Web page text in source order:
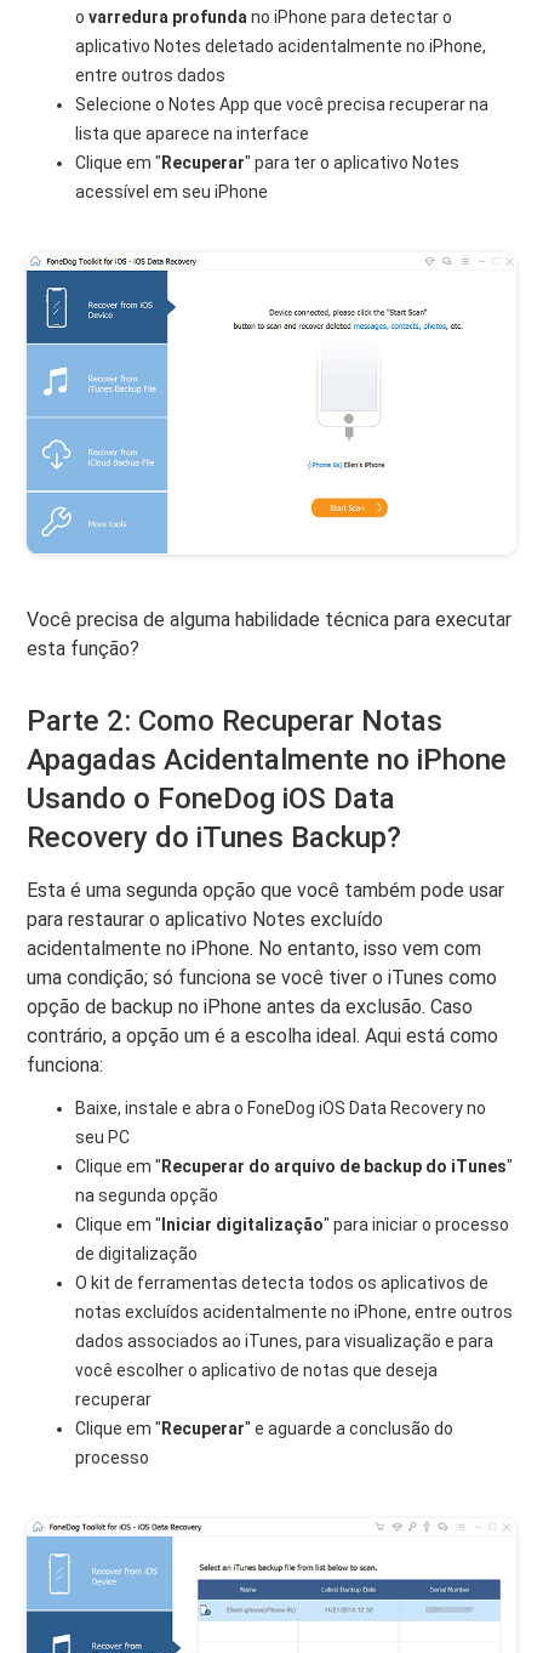
ovarredura profundano iPhone para detectar o
aplicativo Notes deletado acidentalmente no iPhone,
entre outros dados
Selecione o Notes App que você precisa recuperar na
lista que aparece na interface
Clique em " Recuperar" para ter o aplicativo Notes
acessível em seu iPhone
Você precisa de alguma habilidade técnica para executar
esta função?
Parte 2: Como Recuperar Notas
Apagadas Acidentalmente no iPhone
Usando o FoneDog iOS Data
Recovery do iTunes Backup?
Esta é uma segunda opção que você também pode usar
para restaurar o aplicativo Notes excluído
acidentalmente no iPhone. No entanto, isso vem com
uma condição; só funciona se você tiver o iTunes como
opção de backup no iPhone antes da exclusão. Caso
contrário, a opção um é a escolha ideal. Aqui está como
funciona:
Baixe, instale e abra o FoneDog iOS Data Recovery no
seu PC
Clique em " Recuperar do arquivo de backup do iTunes"
na segunda opção
Clique em " Iniciar digitalização" para iniciar o processo
de digitalização
O kit de ferramentas detecta todos os aplicativos de
notas excluídos acidentalmente no iPhone, entre outros
dados associados ao iTunes, para visualização e para
você escolher o aplicativo de notas que deseja
recuperar
Clique em " Recuperar" e aguarde a conclusão do
processo